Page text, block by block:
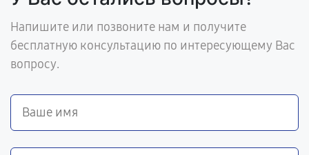
Напишите или позвоните нам и получите
бесплатную консультацию по интересующему Вас
вопросу.